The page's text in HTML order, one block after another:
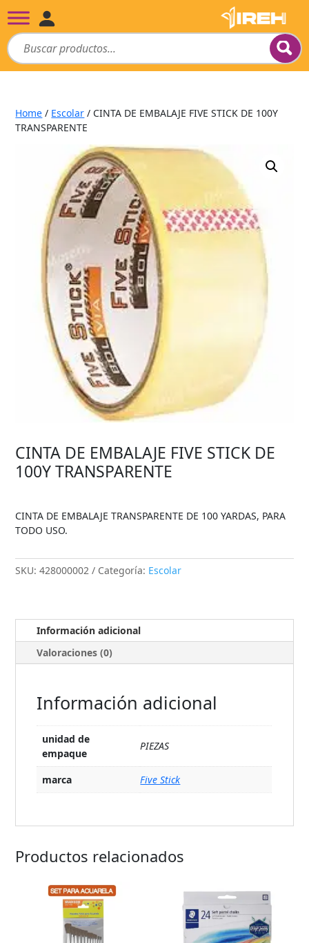
Home / Escolar / CINTA DE EMBALAJE FIVE STICK DE 100Y
TRANSPARENTE
CINTA DE EMBALAJE FIVE STICK DE
100Y TRANSPARENTE
CINTA DE EMBALAJE TRANSPARENTE DE 100 YARDAS, PARA
TODO USO.
SKU:428000002 Categoría: Escolar
Información adicional
Valoraciones (0)
Información adicional
unidad de
empaque
PIEZAS
marca Five Stick
Productos relacionados